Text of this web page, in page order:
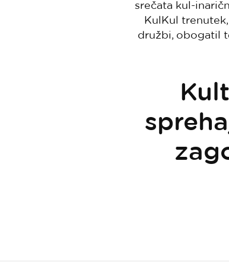
srečata kul-
KulKul
družbi, obogatil